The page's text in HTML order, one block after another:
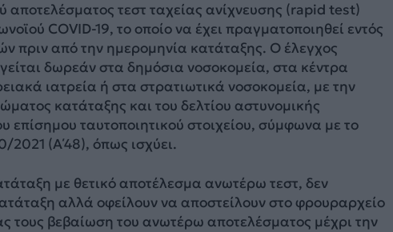
αποτελέσματος τεστ ταχείας ανίχνευσης (rapid test)
COVID-19, το οποίο να έχει πραγματοποιηθεί εντός
πριν από την ημερομηνία κατάταξης. Ο έλεγχος
δωρεάν στα δημόσια νοσοκομεία, στα κέντρα
ιατρεία ή στα στρατιωτικά νοσοκομεία, με την
κατάταξης και του δελτίου αστυνομικής
επίσημου ταυτοποιητικού στοιχείου, σύμφωνα με το
2021 (Α΄48), όπως ισχύει.
με θετικό αποτέλεσμα ανωτέρω τεστ, δεν
αλλά οφείλουν να αποστείλουν στο φρουραρχείο
τους βεβαίωση του ανωτέρω αποτελέσματος μέχρι την